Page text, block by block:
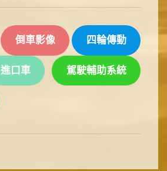
倒車影像 四輪傳動
進口車 駕駛輔助系統